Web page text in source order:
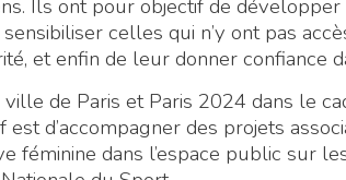
Ils ont pour objectif de
celles qui n’y ont pas
et enfin de leur donner confiance
de Paris et Paris 2024 dans le
est d’accompagner des projets
féminine dans l’espace public sur